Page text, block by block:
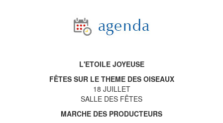
L'ETOILE JOYEUSE
FÊTES SUR LE THEME DES OISEAUX
18 JUILLET
SALLE DES FÊTES
MARCHE DES PRODUCTEURS